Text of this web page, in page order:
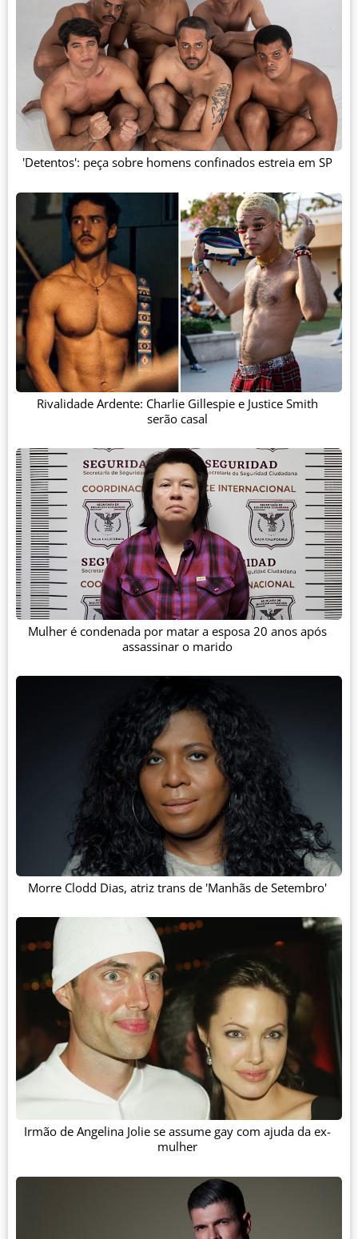
'Detentos': peça sobre homens confinados estreia em SP
Rivalidade Ardente: Charlie Gillespie e Justice Smith
serão casal
Mulher é condenada por matar a esposa 20 anos após
assassinar o marido
Morre Clodd Dias, atriz trans de 'Manhãs de Setembro'
Irmão de Angelina Jolie se assume gay com ajuda da ex-
mulher